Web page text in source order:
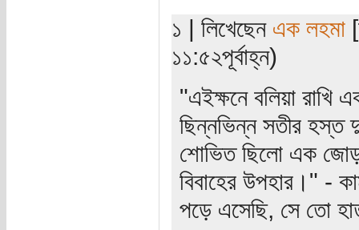
১ | লিখেছেন এক লহমা
১১:৫২পূর্বাহ্ন)
"এইক্ষনে বলিয়া রাখি
ছিন্নভিন্ন সতীর হস্ত
শোভিত ছিলো এক জোড়া
বিবাহের উপহার।" -
পড়ে এসেছি, সে তো